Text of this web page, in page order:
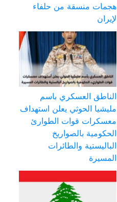
هجمات منسقة من حلفاء
لإيران
الناطق العسكري باسم
مليشيا الحوثي يعلن استهداف
معسكرات قوات الطوارئ
الحكومية بالصواريخ
الباليستية والطائرات
المسيرة